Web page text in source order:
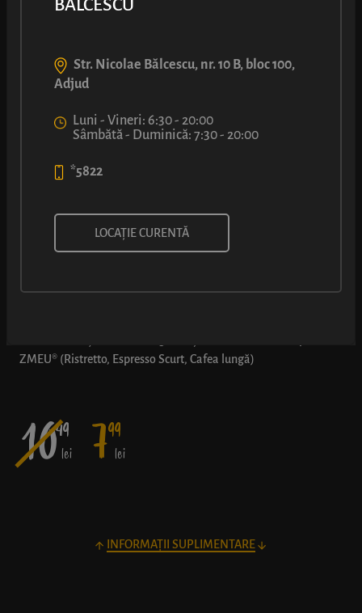
comBUNație: Covrig cu cașcaval
+ cafea simplă ZMEU
ZMEU® (Ristretto, Espresso Scurt, Cafea lungă)
1049
lei 799
lei
INFORMAȚII SUPLIMENTARE
BĂLCESCU
Str. Nicolae Bălcescu, nr. 10 B, bloc 100,
Adjud
Luni - Vineri: 6:30 - 20:00
Sâmbătă - Duminică: 7:30 - 20:00
*5822
LOCAȚIE CURENTĂ